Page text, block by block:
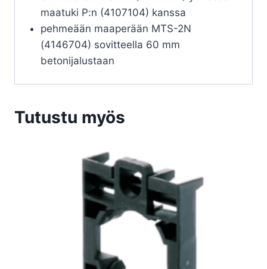
maatuki P:n (4107104) kanssa
pehmeään maaperään MTS-2N
(4146704) sovitteella 60 mm
betonijalustaan
Tutustu myös